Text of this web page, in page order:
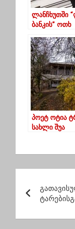
ლანჩხუთში
ბანკის” ოთხ
პოეტ ოტია
სახლი შუა
ო
ს